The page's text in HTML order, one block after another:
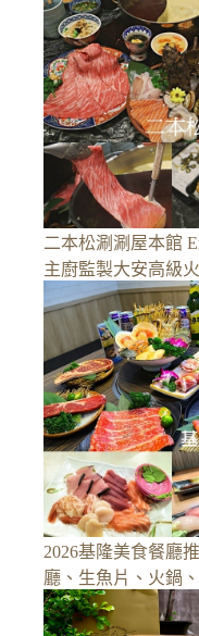
二本松涮涮屋本館
主廚監製大安高級
2026基隆美食餐廳
廳、生魚片、火鍋